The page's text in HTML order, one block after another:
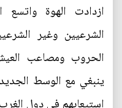
ازدادت الهوة واتسع
الشرعيين وغير
الحروب ومصاعب
ينبغي مع الوسط